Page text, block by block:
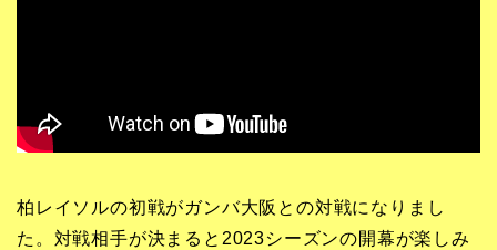
柏レイソルの初戦がガンバ大阪との対戦になりまし
た。対戦相手が決まると2023シーズンの開幕が楽しみ